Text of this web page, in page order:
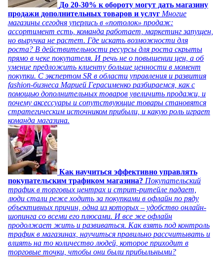
До 20-30% к обороту могут дать магазину
продажи дополнительных товаров и услуг Многие
магазины сегодня уперлись в «потолок» продаж:
ассортимент есть, команда работает, маркетинг запущен,
но выручка не растет. Где искать возможности для
роста? В действительности ресурсы для роста скрыты
прямо в чеке покупателя. И речь не о повышении цен, а об
умение предложить клиенту больше ценности в момент
покупки. С экспертом SR в области управления и развития
fashion-бизнеса Марией Герасименко разбираемся, как с
помощью дополнительных товаров увеличить продажи, и
почему аксессуары и сопутствующие товары становятся
стратегическим источником прибыли, и какую роль играет
команда магазина.
Как научиться эффективно управлять
покупательским трафиком магазина? Покупательский
трафик в торговых центрах и стрит-ритейле падает,
люди стали реже ходить за покупками в офлайн по ряду
объективных причин, одна из которых – удобство онлайн-
шопинга со всеми его плюсами. И все же офлайн
продолжает жить и развиваться. Как взять под контроль
трафик в магазинах, научиться правильно рассчитывать и
влиять на то количество людей, которое приходит в
торговые точки, чтобы они были прибыльными?